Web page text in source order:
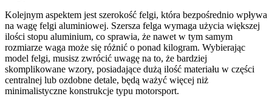
Kolejnym aspektem jest szerokość felgi, która bezpośrednio wpływa
na wagę felgi aluminiowej. Szersza felga wymaga użycia większej
ilości stopu aluminium, co sprawia, że nawet w tym samym
rozmiarze waga może się różnić o ponad kilogram. Wybierając
model felgi, musisz zwrócić uwagę na to, że bardziej
skomplikowane wzory, posiadające dużą ilość materiału w części
centralnej lub ozdobne detale, będą ważyć więcej niż
minimalistyczne konstrukcje typu motorsport.